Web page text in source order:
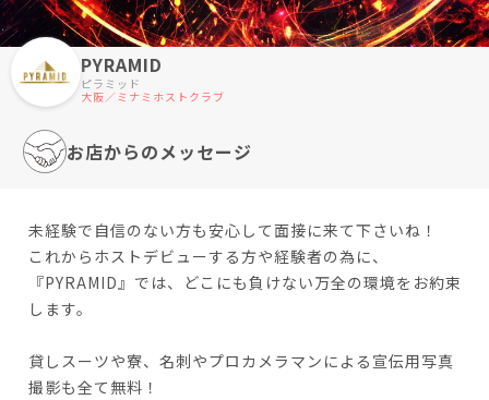
PYRAMID
ピラミッド
大阪／ミナミホストクラブ
お店からのメッセージ
未経験で自信のない方も安心して面接に来て下さいね！
これからホストデビューする方や経験者の為に、
『PYRAMID』では、どこにも負けない万全の環境をお約束
します。
貸しスーツや寮、名刺やプロカメラマンによる宣伝用写真
撮影も全て無料！